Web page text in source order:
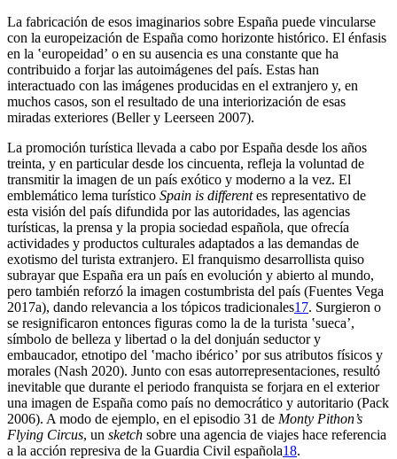
La fabricación de esos imaginarios sobre España puede vincularse
con la europeización de España como horizonte histórico. El énfasis
en la ʽeuropeidadʼ o en su ausencia es una constante que ha
contribuido a forjar las autoimágenes del país. Estas han
interactuado con las imágenes producidas en el extranjero y, en
muchos casos, son el resultado de una interiorización de esas
miradas exteriores (Beller y Leerseen 2007).
La promoción turística llevada a cabo por España desde los años
treinta, y en particular desde los cincuenta, refleja la voluntad de
transmitir la imagen de un país exótico y moderno a la vez. El
emblemático lema turístico Spain is differentes representativo de
esta visión del país difundida por las autoridades, las agencias
turísticas, la prensa y la propia sociedad española, que ofrecía
actividades y productos culturales adaptados a las demandas de
exotismo del turista extranjero. El franquismo desarrollista quiso
subrayar que España era un país en evolución y abierto al mundo,
pero también reforzó la imagen costumbrista del país (Fuentes Vega
2017a), dando relevancia a los tópicos tradicionales17. Surgieron o
se resignificaron entonces figuras como la de la turista ʽsuecaʼ,
símbolo de belleza y libertad o la del donjuán seductor y
embaucador, etnotipo del ʽmacho ibéricoʼ por sus atributos físicos y
morales (Nash 2020). Junto con esas autorrepresentaciones, resultó
inevitable que durante el periodo franquista se forjara en el exterior
una imagen de España como país no democrático y autoritario (Pack
2006). A modo de ejemplo, en el episodio 31 de Monty Pithon’s
Flying Circus, un sketch sobre una agencia de viajes hace referencia
a la acción represiva de la Guardia Civil española18.